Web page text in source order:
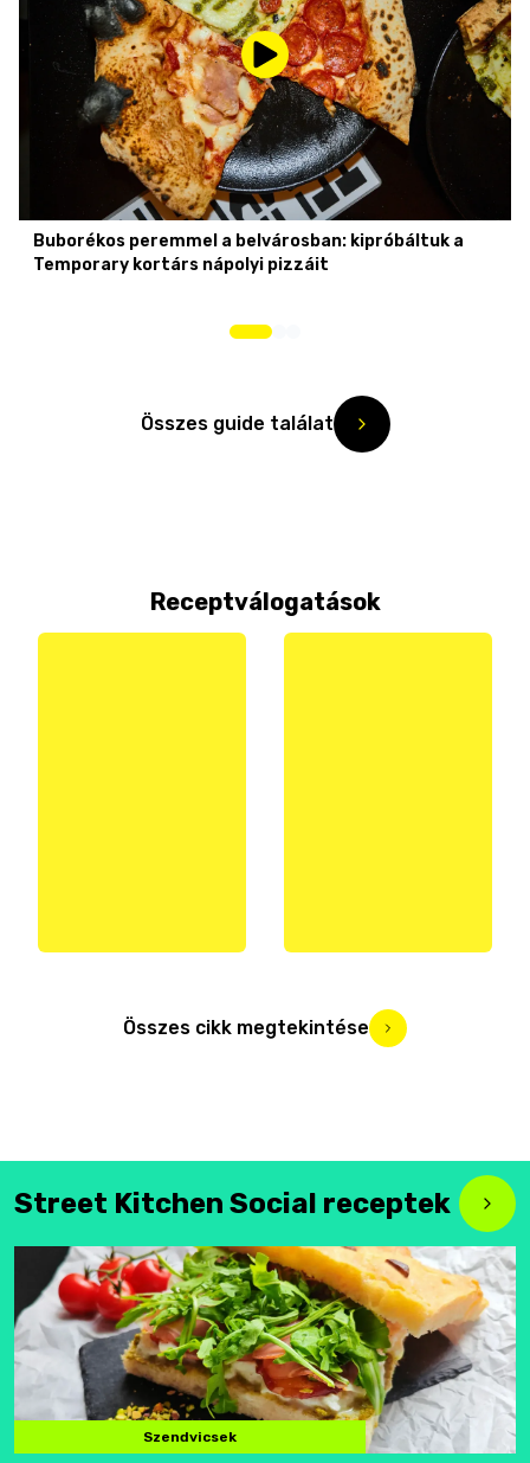
Buborékos peremmel a belvárosban: kipróbáltuk a
Temporary kortárs nápolyi pizzáit
Összes guide találat
Receptválogatások
Összes cikk megtekintése
Street Kitchen Social receptek
Szendvicsek